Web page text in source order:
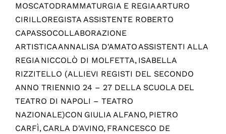
MOSCATODRAMMATURGIA E REGIA ARTURO
CIRILLOREGISTA ASSISTENTE ROBERTO
CAPASSOCOLLABORAZIONE
ARTISTICA ANNALISA D'AMATO ASSISTENTI ALLA
REGIA NICCOLÒ DI MOLFETTA, ISABELLA
RIZZITELLO (ALLIEVI REGISTI DEL SECONDO
ANNO TRIENNIO 24 – 27 DELLA SCUOLA DEL
TEATRO DI NAPOLI – TEATRO
NAZIONALE)CON GIULIA ALFANO, PIETRO
CARFÌ, CARLA D'AVINO, FRANCESCO DE